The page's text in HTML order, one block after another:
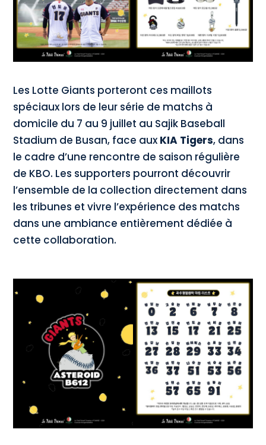
Les Lotte Giants porteront ces maillots
spéciaux lors de leur série de matchs à
domicile du 7 au 9 juillet au Sajik Baseball
Stadium de Busan, face aux KIA Tigers, dans
le cadre d’une rencontre de saison régulière
de KBO. Les supporters pourront découvrir
l’ensemble de la collection directement dans
les tribunes et vivre l’expérience des matchs
dans une ambiance entièrement dédiée à
cette collaboration.